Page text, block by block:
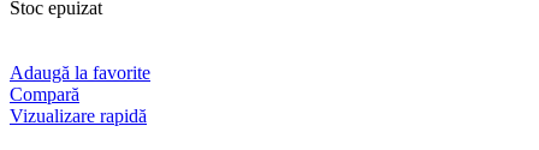
Stoc epuizat
Adaugă la favorite
Compară
Vizualizare rapidă